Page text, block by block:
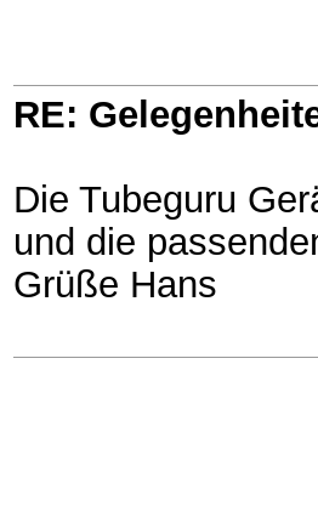
RE:
Die Tubeguru
und die
Grüße Hans